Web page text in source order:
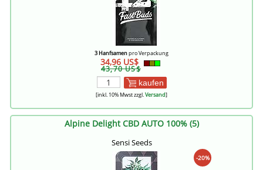
3 Hanfsamenpro Verpackung
34,96 US$
43,70 US$
kaufen
[inkl. 10% Mwst zzgl.Versand]
Alpine Delight CBD AUTO 100% (5)
Sensi Seeds
-20%